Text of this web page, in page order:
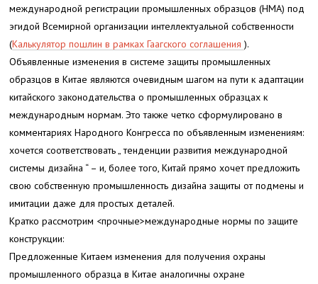
международной регистрации промышленных образцов (HMA) под
эгидой Всемирной организации интеллектуальной собственности
(Калькулятор пошлин в рамках Гаагского соглашения).
Объявленные изменения в системе защиты промышленных
образцов в Китае являются очевидным шагом на пути к адаптации
китайского законодательства о промышленных образцах к
международным нормам. Это также четко сформулировано в
комментариях Народного Конгресса по объявленным изменениям:
хочется соответствовать „ тенденции развития международной
системы дизайна “ – и, более того, Китай прямо хочет предложить
свою собственную промышленность дизайна защиты от подмены и
имитации даже для простых деталей.
Кратко рассмотрим <прочные>международные нормы по защите
конструкции:
Предложенные Китаем изменения для получения охраны
промышленного образца в Китае аналогичны охране